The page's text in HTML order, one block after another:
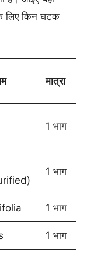
लिए किन घटक
मात्रा
1 भाग
1 भाग
1 भाग
1 भाग